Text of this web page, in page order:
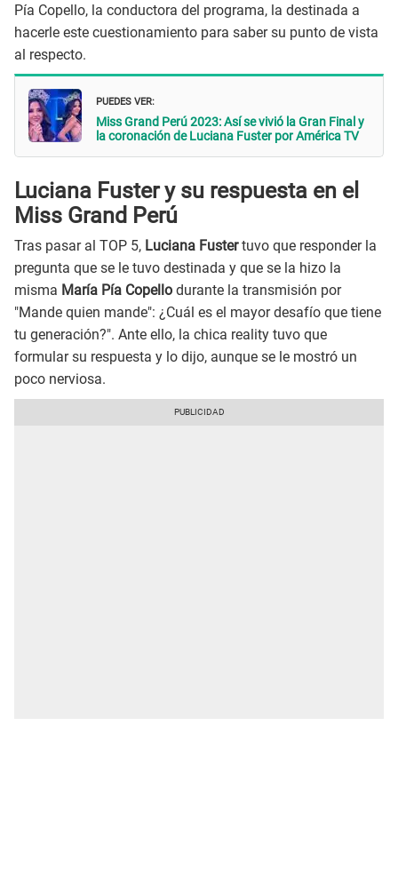
Pía Copello, la conductora del programa, la destinada a
hacerle este cuestionamiento para saber su punto de vista
al respecto.
PUEDES VER:
Miss Grand Perú 2023: Así se vivió la Gran Final y
la coronación de Luciana Fuster por América TV
Luciana Fuster y su respuesta en el
Miss Grand Perú
Tras pasar al TOP 5, Luciana Fustertuvo que responder la
pregunta que se le tuvo destinada y que se la hizo la
misma María Pía Copello durante la transmisión por
"Mande quien mande": ¿Cuál es el mayor desafío que tiene
tu generación?". Ante ello, la chica reality tuvo que
formular su respuesta y lo dijo, aunque se le mostró un
poco nerviosa.